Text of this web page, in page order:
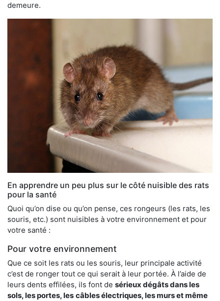
demeure.
En apprendre un peu plus sur le côté nuisible des rats
pour la santé
Quoi qu’on dise ou qu’on pense, ces rongeurs (les rats, les
souris, etc.) sont nuisibles à votre environnement et pour
votre santé :
Pour votre environnement
Que ce soit les rats ou les souris, leur principale activité
c’est de ronger tout ce qui serait à leur portée. À l’aide de
leurs dents effilées, ils font de sérieux dégâts dans les
sols, les portes, les câbles électriques, les murs et même